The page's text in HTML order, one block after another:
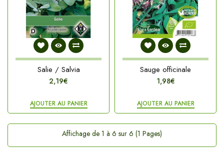
Salie / Salvia
2,19€
AJOUTER AU PANIER
Sauge officinale
1,98€
AJOUTER AU PANIER
Affichage de 1 à 6 sur 6 (1 Pages)